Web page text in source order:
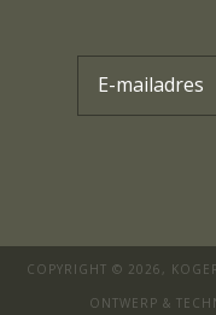
COPYRIGHT © 2026,
ONTWERP &